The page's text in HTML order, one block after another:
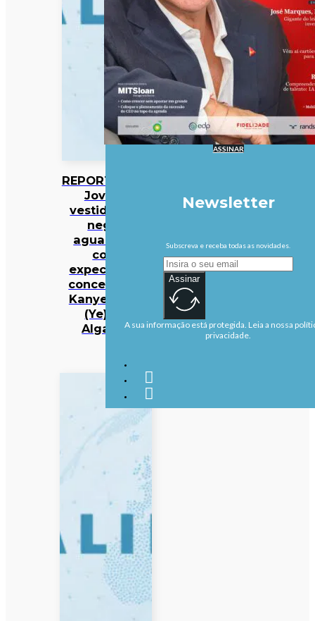
REPORTAGEM:
Jovens
vestidos de
negro
aguardam
com
expectativa
concerto de
Kanye West
(Ye) no
Algarve
ASSINAR
Newsletter
Subscreva e receba todas as novidades.
Assinar
A sua informação está protegida. Leia a nossa
privacidade.